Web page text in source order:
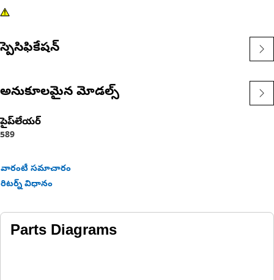
or hub. The ring exerts radial pressure against the clutch
during operation.
• Withstand the demands of the clutch assembly and provide
secure retention.
• Durable and resistant to corrosion.
The Ring for the steering clutch is used to ensure that the
clutch components remain securely in place, preventing
slippage or failure during demanding operations.
స్పెసిఫికేషన్
అనుకూలమైన మోడల్స్
పైప్‌లేయర్
589
వారంటీ సమాచారం
రిటర్న్ విధానం
Parts Diagrams